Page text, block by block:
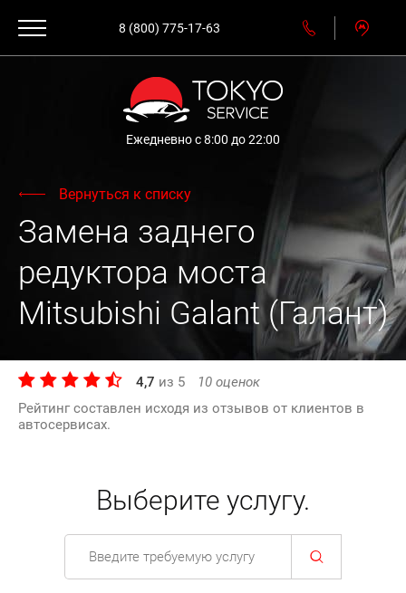
8 (800) 775-17-63
Ежедневно с 8:00 до 22:00
Вернуться к списку
Замена заднего
редуктора моста
Mitsubishi Galant (Галант)
4,7 из 5 10 оценок
Рейтинг составлен исходя из отзывов от клиентов в
автосервисах.
Выберите услугу.